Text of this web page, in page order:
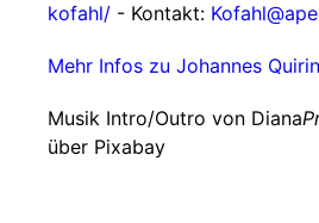
kofahl/ - Kontakt:
Mehr Infos zu Johannes Quirin
Musik Intro/Outro von Diana
über Pixabay